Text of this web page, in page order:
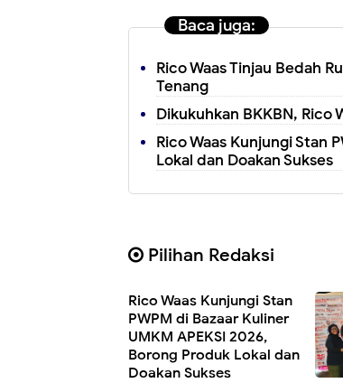
Baca juga:
Rico Waas Tinjau Bedah
Tenang
Dikukuhkan BKKBN, Rico
Rico Waas Kunjungi Stan
Lokal dan Doakan Sukses
Pilihan Redaksi
Rico Waas Kunjungi Stan
PWPM di Bazaar Kuliner
UMKM APEKSI 2026,
Borong Produk Lokal dan
Doakan Sukses